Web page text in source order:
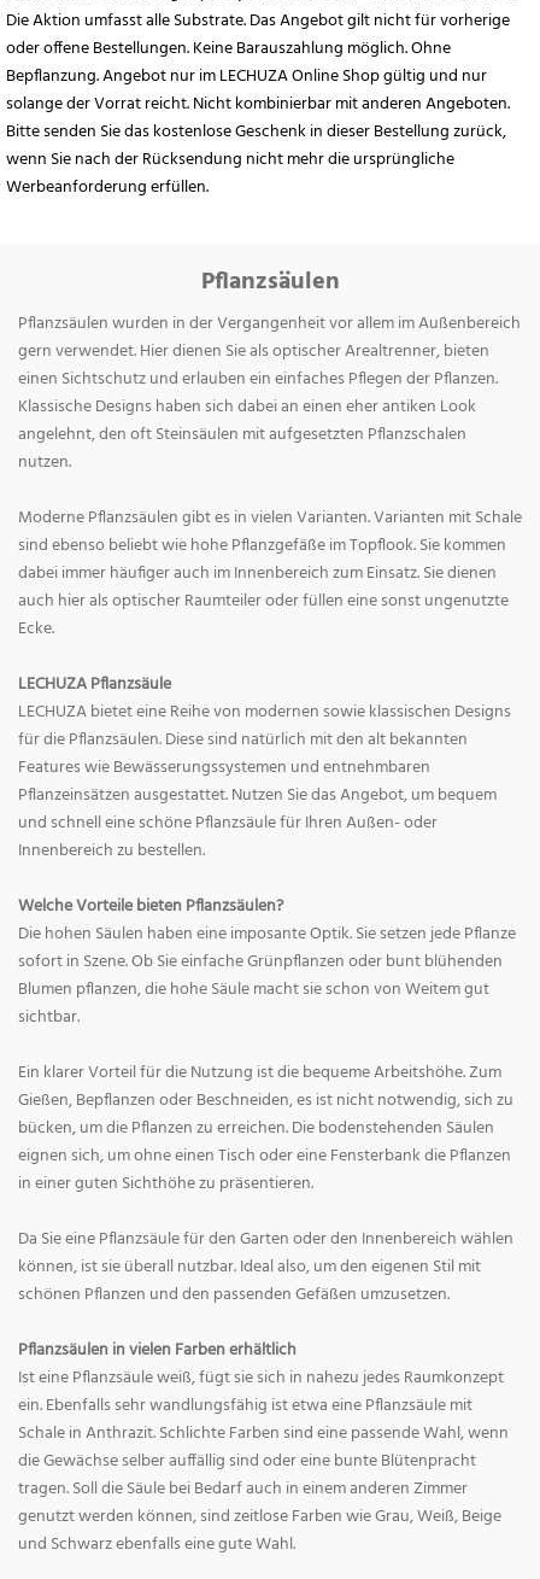
Die Aktion umfasst alle Substrate. Das Angebot gilt nicht für vorherige
oder offene Bestellungen. Keine Barauszahlung möglich. Ohne
Bepflanzung. Angebot nur im LECHUZA Online Shop gültig und nur
solange der Vorrat reicht. Nicht kombinierbar mit anderen Angeboten.
Bitte senden Sie das kostenlose Geschenk in dieser Bestellung zurück,
wenn Sie nach der Rücksendung nicht mehr die ursprüngliche
Werbeanforderung erfüllen.
Pflanzsäulen
Pflanzsäulen wurden in der Vergangenheit vor allem im Außenbereich
gern verwendet. Hier dienen Sie als optischer Arealtrenner, bieten
einen Sichtschutz und erlauben ein einfaches Pflegen der Pflanzen.
Klassische Designs haben sich dabei an einen eher antiken Look
angelehnt, den oft Steinsäulen mit aufgesetzten Pflanzschalen
nutzen.
Moderne Pflanzsäulen gibt es in vielen Varianten. Varianten mit Schale
sind ebenso beliebt wie hohe Pflanzgefäße im Topflook. Sie kommen
dabei immer häufiger auch im Innenbereich zum Einsatz. Sie dienen
auch hier als optischer Raumteiler oder füllen eine sonst ungenutzte
Ecke.
LECHUZA Pflanzsäule
LECHUZA bietet eine Reihe von modernen sowie klassischen Designs
für die Pflanzsäulen. Diese sind natürlich mit den alt bekannten
Features wie Bewässerungssystemen und entnehmbaren
Pflanzeinsätzen ausgestattet. Nutzen Sie das Angebot, um bequem
und schnell eine schöne Pflanzsäule für Ihren Außen- oder
Innenbereich zu bestellen.
Welche Vorteile bieten Pflanzsäulen?
Die hohen Säulen haben eine imposante Optik. Sie setzen jede Pflanze
sofort in Szene. Ob Sie einfache Grünpflanzen oder bunt blühenden
Blumen pflanzen, die hohe Säule macht sie schon von Weitem gut
sichtbar.
Ein klarer Vorteil für die Nutzung ist die bequeme Arbeitshöhe. Zum
Gießen, Bepflanzen oder Beschneiden, es ist nicht notwendig, sich zu
bücken, um die Pflanzen zu erreichen. Die bodenstehenden Säulen
eignen sich, um ohne einen Tisch oder eine Fensterbank die Pflanzen
in einer guten Sichthöhe zu präsentieren.
Da Sie eine Pflanzsäule für den Garten oder den Innenbereich wählen
können, ist sie überall nutzbar. Ideal also, um den eigenen Stil mit
schönen Pflanzen und den passenden Gefäßen umzusetzen.
Pflanzsäulen in vielen Farben erhältlich
Ist eine Pflanzsäule weiß, fügt sie sich in nahezu jedes Raumkonzept
ein. Ebenfalls sehr wandlungsfähig ist etwa eine Pflanzsäule mit
Schale in Anthrazit. Schlichte Farben sind eine passende Wahl, wenn
die Gewächse selber auffällig sind oder eine bunte Blütenpracht
tragen. Soll die Säule bei Bedarf auch in einem anderen Zimmer
genutzt werden können, sind zeitlose Farben wie Grau, Weiß, Beige
und Schwarz ebenfalls eine gute Wahl.